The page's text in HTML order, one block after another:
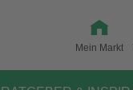
Mein Markt